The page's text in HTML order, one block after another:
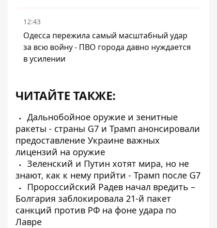
12:43
Одесса пережила самый масштабный удар
за всю войну - ПВО города давно нуждается
в усилении
ЧИТАЙТЕ ТАКЖЕ:
Дальнобойное оружие и зенитные
ракеты - страны G7 и Трамп анонсировали
предоставление Украине важных
лицензий на оружие
Зеленский и Путин хотят мира, но не
знают, как к нему прийти - Трамп после G7
Пророссийский Радев начал вредить –
Болгария заблокировала 21-й пакет
санкций против РФ на фоне удара по
Лавре